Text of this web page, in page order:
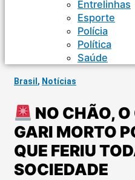
Entrelinhas
Esporte
Polícia
Política
Saúde
Brasil , Notícias
NO CHÃO, O
GARI MORTO
QUE FERIU
SOCIEDADE